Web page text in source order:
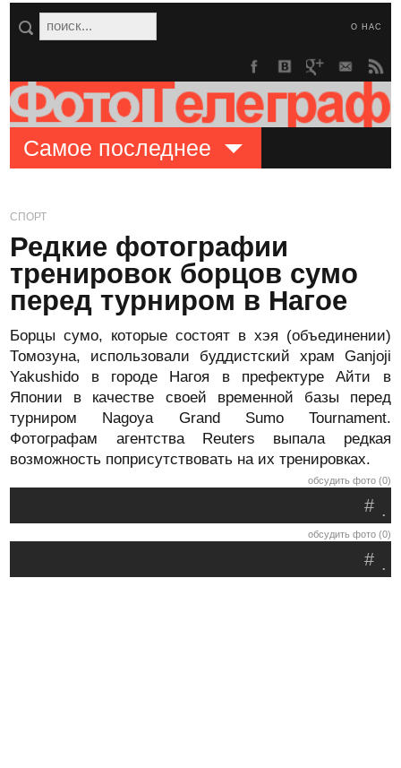
О НАС
Самое последнее
СПОРТ
Редкие фотографии
тренировок борцов сумо
перед турниром в Нагое
Борцы сумо, которые состоят в хэя (объединении)
Томозуна, использовали буддистский храм Ganjoji
Yakushido в городе Нагоя в префектуре Айти в
Японии в качестве своей временной базы перед
турниром Nagoya Grand Sumo Tournament.
Фотографам агентства Reuters выпала редкая
возможность поприсутствовать на их тренировках.
обсудить фото (0)
.
#
обсудить фото (0)
.
#